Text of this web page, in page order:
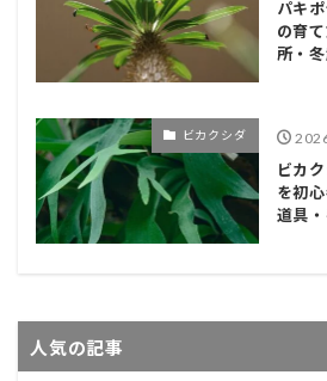
パキ
の育
所・
ビカクシダ
ビカ
を初
道具
人気の記事